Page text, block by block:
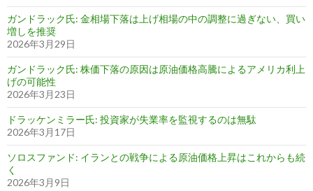
ガンドラック氏: 金相場下落は上げ相場の中の調整に過ぎない、買い
増しを推奨
2026年3月29日
ガンドラック氏: 株価下落の原因は原油価格高騰によるアメリカ利上
げの可能性
2026年3月23日
ドラッケンミラー氏: 投資家が失業率を監視するのは無駄
2026年3月17日
ソロスファンド: イランとの戦争による原油価格上昇はこれからも続
く
2026年3月9日